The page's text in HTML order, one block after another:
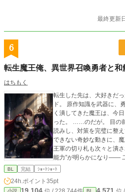
最終更新
6
転生魔王俺、異世界召喚勇者と和
はちもく
転生した先は、大好きだ
ド。 原作知識を武器に、
く潰してきた魔王は、今
った。 ……のだが。 目の前の勇者は、なぜか魔王の行動を先
読みし、対策を完璧に整
できない奇妙な動きに、魔王は
王軍の切り札も次々と潰
能力”が明らかになり――
運」より「どうやって話を
り切れるのか？ そして、
BL 完結 ｼｮｰﾄｼｮｰﾄ
24h.ポイント 35pt
小説 BL